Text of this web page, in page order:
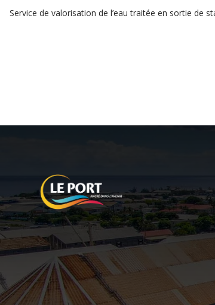
Service de valorisation de l’eau traitée en sortie de